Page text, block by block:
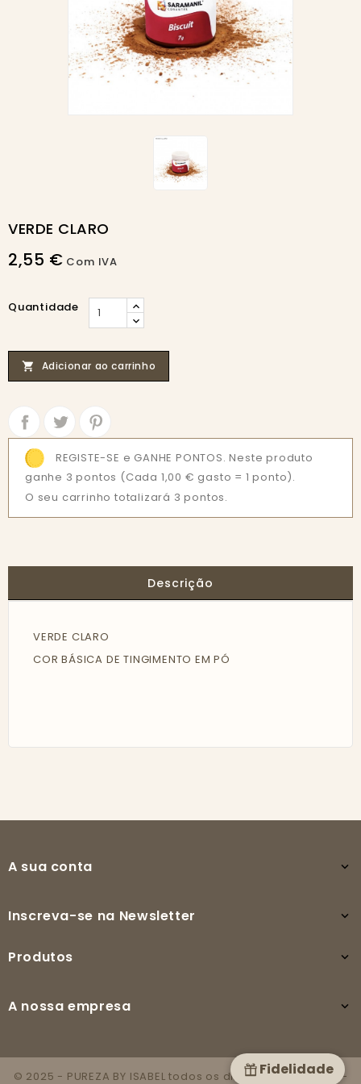
VERDE CLARO
2,55 € Com IVA
Quantidade
 Adicionar ao carrinho
REGISTE-SE e GANHE PONTOS. Neste produto
ganhe 3 pontos (Cada 1,00 € gasto = 1 ponto).
O seu carrinho totalizará 3 pontos.
Descrição
VERDE CLARO
COR BÁSICA DE TINGIMENTO EM PÓ
A sua conta 
Inscreva-se na Newsletter 
Produtos 
A nossa empresa 
Fidelidade
© 2025 - PUREZA BY ISABEL todos os direitos reservados -